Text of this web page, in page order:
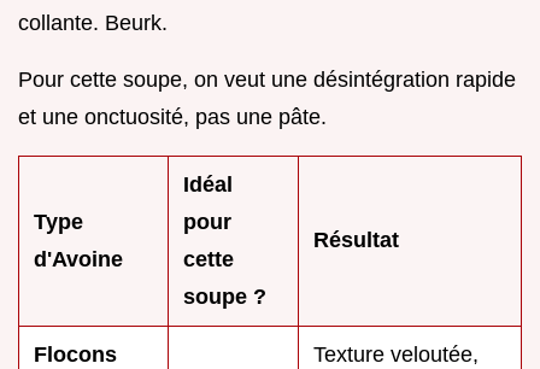
collante. Beurk.
Pour cette soupe, on veut une désintégration rapide
et une onctuosité, pas une pâte.
Type
d'Avoine
Idéal
pour
cette
soupe ?
Résultat
Flocons
Texture veloutée,